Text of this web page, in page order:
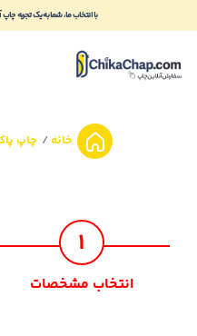
با انتخاب ما، شما به یک تجربه
خانه چاپ
1
انتخاب مشخصات